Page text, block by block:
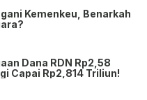
Kemenkeu, Benarkah
Dana RDN Rp2,58
Capai Rp2,814 Triliun!